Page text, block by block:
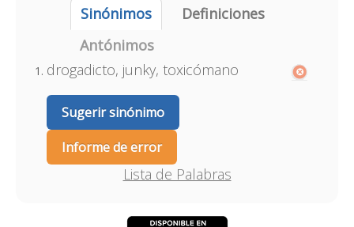
Sinónimos
Definiciones
Antónimos
drogadicto, junky, toxicómano
Sugerir sinónimo
Informe de error
Lista de Palabras